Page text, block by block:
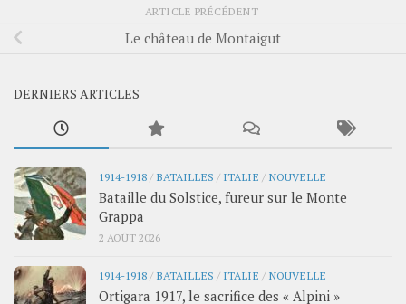
ARTICLE PRÉCÉDENT
Le château de Montaigut
DERNIERS ARTICLES
1914-1918 / BATAILLES / ITALIE / NOUVELLE
Bataille du Solstice, fureur sur le Monte
Grappa
2 AOÛT 2026
1914-1918 / BATAILLES / ITALIE / NOUVELLE
Ortigara 1917, le sacrifice des « Alpini »